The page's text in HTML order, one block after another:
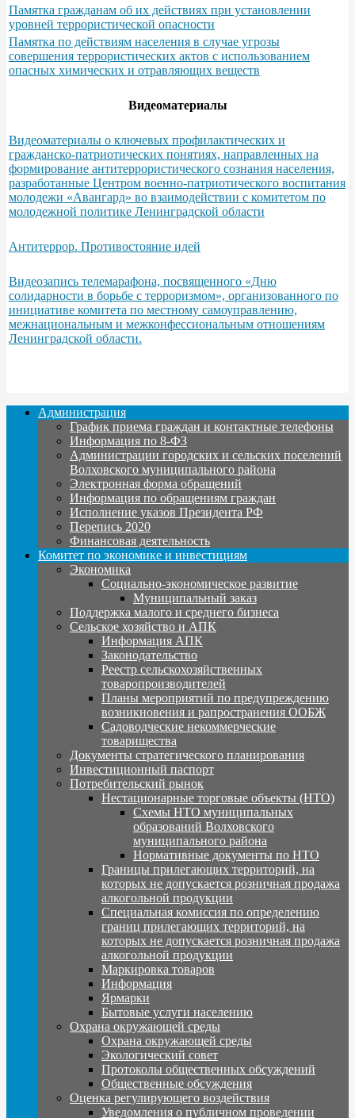
Памятка гражданам об их действиях при установлении
уровней террористической опасности
Памятка по действиям населения в случае угрозы
совершения террористических актов с использованием
опасных химических и отравляющих веществ
Видеоматериалы
Видеоматериалы о ключевых профилактических и
гражданско-патриотических понятиях, направленных на
формирование антитеррористического сознания населения,
разработанные Центром военно-патриотического воспитания
молодежи «Авангард» во взаимодействии с комитетом по
молодежной политике Ленинградской области
Антитеррор. Противостояние идей
Видеозапись телемарафона, посвященного «Дню
солидарности в борьбе с терроризмом», организованного по
инициативе комитета по местному самоуправлению,
межнациональным и межконфессиональным отношениям
Ленинградской области.
Администрация
График приема граждан и контактные телефоны
Информация по 8-ФЗ
Администрации городских и сельских поселений
Волховского муниципального района
Электронная форма обращений
Информация по обращениям граждан
Исполнение указов Президента РФ
Перепись 2020
Финансовая деятельность
Комитет по экономике и инвестициям
Экономика
Социально-экономическое развитие
Муниципальный заказ
Поддержка малого и среднего бизнеса
Сельское хозяйство и АПК
Информация АПК
Законодательство
Реестр сельскохозяйственных
товаропроизводителей
Планы мероприятий по предупреждению
возникновения и рапространения ООБЖ
Садоводческие некоммерческие
товарищества
Документы стратегического планирования
Инвестиционный паспорт
Потребительский рынок
Нестационарные торговые объекты (НТО)
Схемы НТО муниципальных
образований Волховского
муниципального района
Нормативные документы по НТО
Границы прилегающих территорий, на
которых не допускается розничная продажа
алкогольной продукции
Специальная комиссия по определению
границ прилегающих территорий, на
которых не допускается розничная продажа
алкогольной продукции
Маркировка товаров
Информация
Ярмарки
Бытовые услуги населению
Охрана окружающей среды
Охрана окружающей среды
Экологический совет
Протоколы общественных обсуждений
Общественные обсуждения
Оценка регулирующего воздействия
Уведомления о публичном проведении